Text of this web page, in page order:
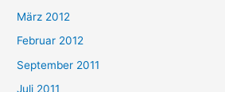
März 2012
Februar 2012
September 2011
Juli 2011